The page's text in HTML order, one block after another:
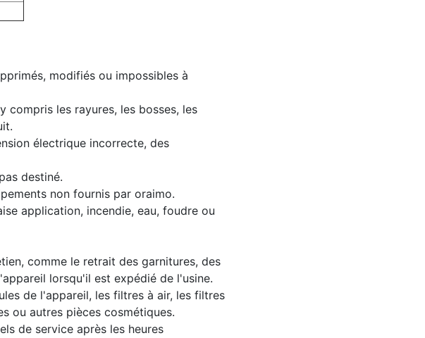
modifiés ou impossibles à
compris les rayures, les bosses, les
électrique incorrecte, des
destiné.
non fournis par oraimo.
application, incendie, eau, foudre ou
comme le retrait des garnitures, des
lorsqu'il est expédié de l'usine.
de l'appareil, les filtres à air, les filtres
ou autres pièces cosmétiques.
de service après les heures